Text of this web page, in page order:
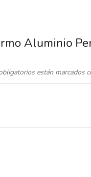
Aluminio
están marcados